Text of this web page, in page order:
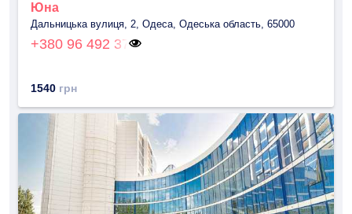
Юна
Дальницька вулиця, 2, Одеса, Одеська область, 65000
+380 96 492 37
1540 грн